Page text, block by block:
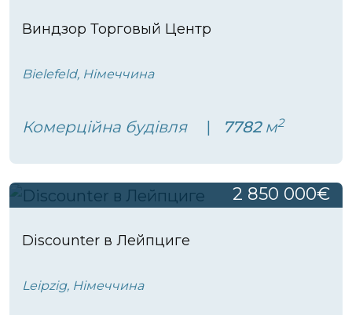
Виндзор Торговый Центр
Bielefeld, Німеччина
Комерційна будівля 7782м2
2 850 000€
Discounter в Лейпциге
Leipzig, Німеччина